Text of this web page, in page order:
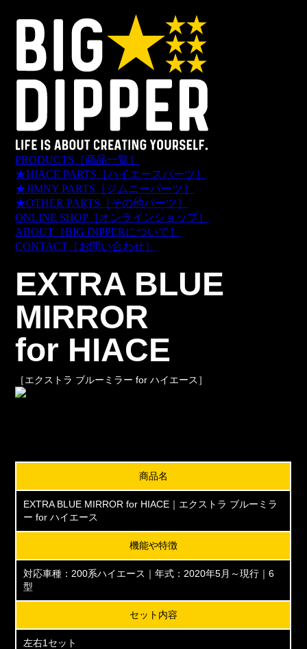
PRODUCTS ［商品一覧］
★HIACE PARTS ［ハイエースパーツ］
★JIMNY PARTS ［ジムニーパーツ］
★OTHER PARTS ［その他パーツ］
ONLINE SHOP ［オンラインショップ］
ABOUT ［BIG DIPPERについて］
CONTACT ［お問い合わせ］
EXTRA BLUE
MIRROR
for HIACE
［エクストラ ブルーミラー for ハイエース］
商品名
EXTRA BLUE MIRROR for HIACE｜エクストラ ブルーミラ
ー for ハイエース
機能や特徴
対応車種：200系ハイエース｜年式：2020年5月～現行｜6
型
セット内容
左右1セット